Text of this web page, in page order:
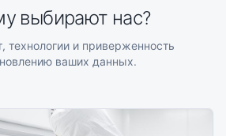
выбирают нас?
технологии и приверженность
ваших данных.